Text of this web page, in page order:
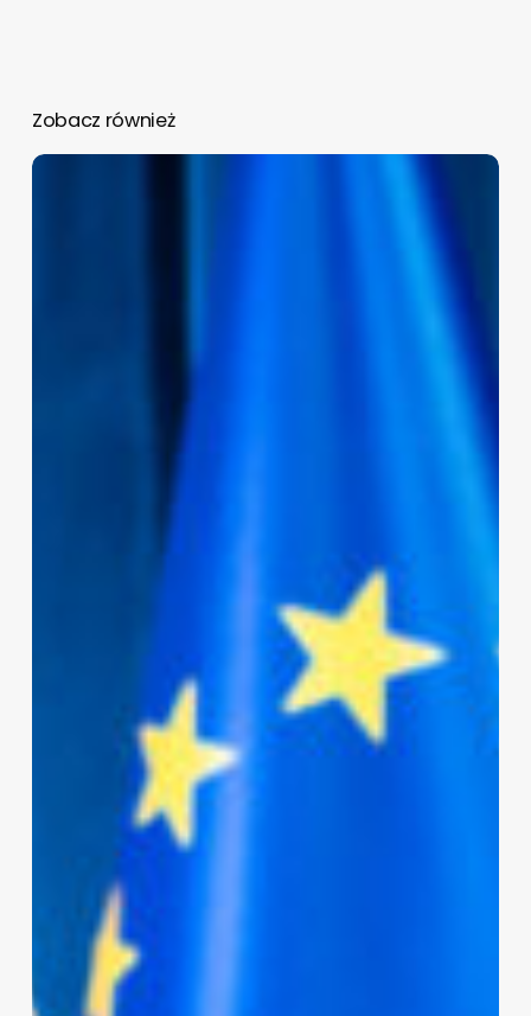
Zobacz również